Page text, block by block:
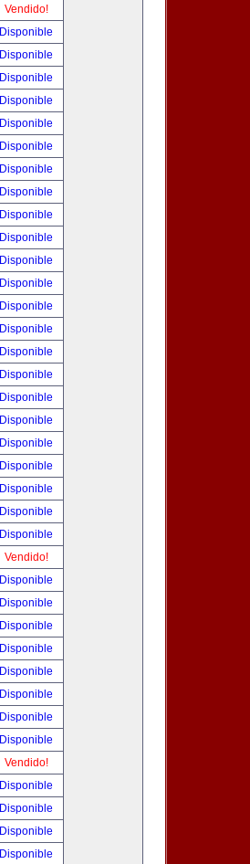
Vendido!
Disponible
Disponible
Disponible
Disponible
Disponible
Disponible
Disponible
Disponible
Disponible
Disponible
Disponible
Disponible
Disponible
Disponible
Disponible
Disponible
Disponible
Disponible
Disponible
Disponible
Disponible
Disponible
Disponible
Vendido!
Disponible
Disponible
Disponible
Disponible
Disponible
Disponible
Disponible
Disponible
Vendido!
Disponible
Disponible
Disponible
Disponible